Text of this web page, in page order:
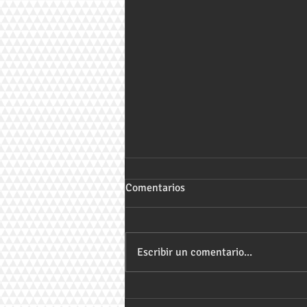
Comentarios
Escribir un comentario...